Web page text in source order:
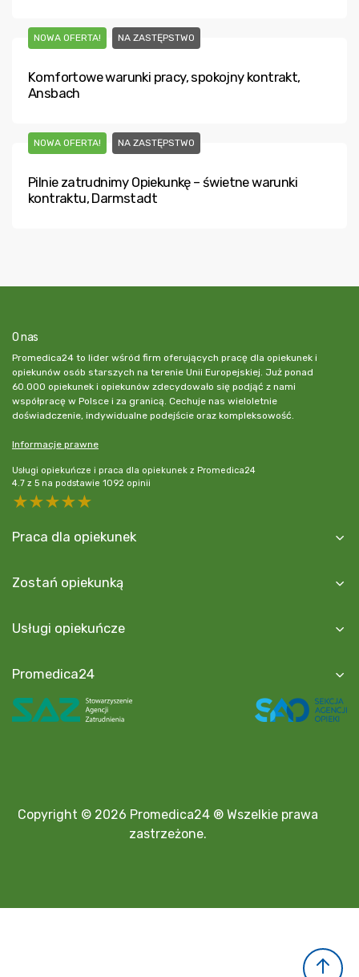
NOWA OFERTA! NA ZASTĘPSTWO
Komfortowe warunki pracy, spokojny kontrakt,
Ansbach
NOWA OFERTA! NA ZASTĘPSTWO
Pilnie zatrudnimy Opiekunkę – świetne warunki
kontraktu, Darmstadt
O nas
Promedica24 to lider wśród firm oferujących pracę dla opiekunek i
opiekunów osób starszych na terenie Unii Europejskiej. Już ponad
60.000 opiekunek i opiekunów zdecydowało się podjąć z nami
współpracę w Polsce i za granicą. Cechuje nas wieloletnie
doświadczenie, indywidualne podejście oraz kompleksowość.
Informacje prawne
Usługi opiekuńcze i praca dla opiekunek z Promedica24
4.7 z 5 na podstawie 1092 opinii
5 stars
4 stars
3 stars
2 stars
Praca dla opiekunek
Zostań opiekunką
Usługi opiekuńcze
Promedica24
Copyright © 2026 Promedica24 ® Wszelkie prawa
zastrzeżone.